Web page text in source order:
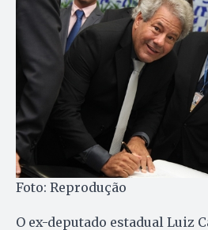
Foto: Reprodução
O ex-deputado estadual Luiz